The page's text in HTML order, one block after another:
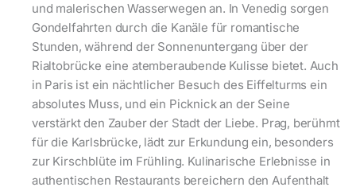
und malerischen Wasserwegen an. In Venedig sorgen
Gondelfahrten durch die Kanäle für romantische
Stunden, während der Sonnenuntergang über der
Rialtobrücke eine atemberaubende Kulisse bietet. Auch
in Paris ist ein nächtlicher Besuch des Eiffelturms ein
absolutes Muss, und ein Picknick an der Seine
verstärkt den Zauber der Stadt der Liebe. Prag, berühmt
für die Karlsbrücke, lädt zur Erkundung ein, besonders
zur Kirschblüte im Frühling. Kulinarische Erlebnisse in
authentischen Restaurants bereichern den Aufenthalt